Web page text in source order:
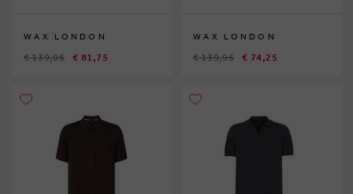
WAX LONDON
€ 139,95 € 81,75
WAX LONDON
€ 139,95 € 74,25